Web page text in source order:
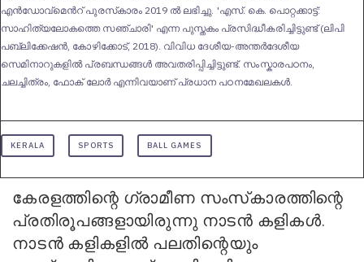
എന്‍ഡോവ്മെന്‍റ് പുരസ്‌കാരം 2019 ല്‍ ലഭിച്ചു. 'എസ്. കെ. പൊറ്റക്കാട്ട്:
സാഹിത്യലോകത്തെ സഞ്ചാരി' എന്ന പുസ്തകം പ്രസിദ്ധീകരിച്ചിട്ടുണ്ട് (ലിപി
പബ്ലിക്കേഷന്‍, കോഴിക്കോട്, 2018). വിവിധ ദേശീയ-അന്തര്‍ദേശീയ
സെമിനാറുകളില്‍ പ്രബന്ധങ്ങള്‍ അവതരിപ്പിച്ചിട്ടുണ്ട്. സംസ്കാരപഠനം,
ചലച്ചിത്രം, ഫോക് ലോര്‍ എന്നിവയാണ് പ്രധാന പഠനമേഖലകള്‍.
KERALA SPORTS BALL GAMES
കേരളത്തിന്റെ ഗ്രാമീണ സംസ്‌കാരത്തിന്റെ
പ്രതിരൂപങ്ങളായിരുന്നു നാടന്‍ കളികള്‍.
നാടന്‍ കളികളില്‍ പലതിന്റെയും